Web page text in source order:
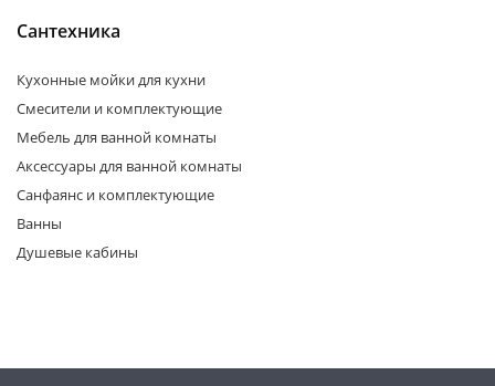
Сантехника
Кухонные мойки для кухни
Смесители и комплектующие
Мебель для ванной комнаты
Аксессуары для ванной комнаты
Санфаянс и комплектующие
Ванны
Душевые кабины